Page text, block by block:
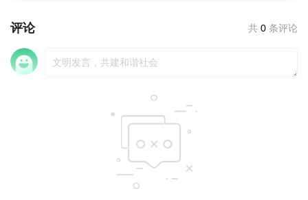
评论 共 0 条评论